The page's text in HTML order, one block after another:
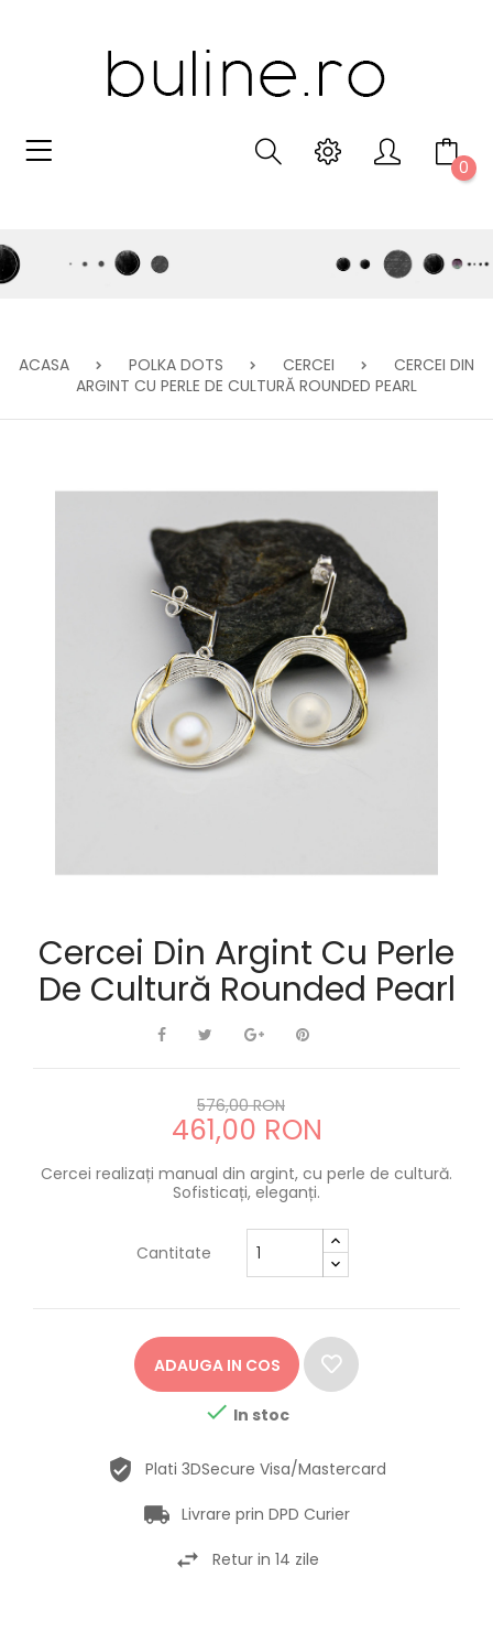
0
ACASA POLKA DOTS CERCEI
CERCEI DIN
ARGINT CU PERLE DE CULTURĂ ROUNDED PEARL
Cercei Din Argint Cu Perle
De Cultură Rounded Pearl
576,00 RON
461,00 RON
Cercei realizați manual din argint, cu perle de cultură.
Sofisticați, eleganți.
Cantitate
ADAUGA IN COS
 In stoc
Plati 3DSecure Visa/Mastercard
Livrare prin DPD Curier
Retur in 14 zile